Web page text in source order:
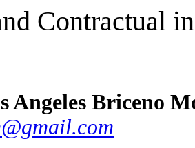
Contractual
Angeles Briceno